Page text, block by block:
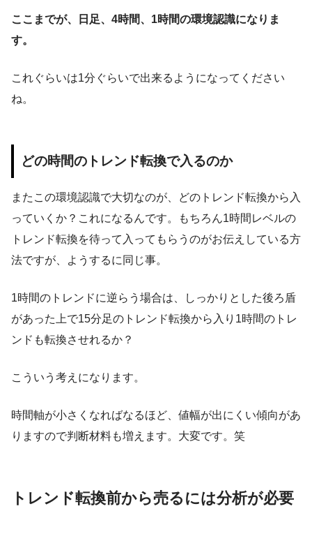
ここまでが、日足、4時間、1時間の環境認識になりま
す。
これぐらいは1分ぐらいで出来るようになってください
ね。
どの時間のトレンド転換で入るのか
またこの環境認識で大切なのが、どのトレンド転換から入
っていくか？これになるんです。もちろん1時間レベルの
トレンド転換を待って入ってもらうのがお伝えしている方
法ですが、ようするに同じ事。
1時間のトレンドに逆らう場合は、しっかりとした後ろ盾
があった上で15分足のトレンド転換から入り1時間のトレ
ンドも転換させれるか？
こういう考えになります。
時間軸が小さくなればなるほど、値幅が出にくい傾向があ
りますので判断材料も増えます。大変です。笑
トレンド転換前から売るには分析が必要